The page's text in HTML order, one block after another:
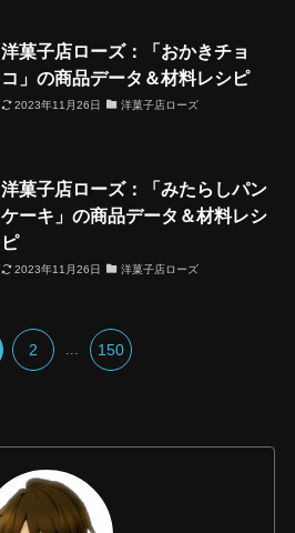
洋菓子店ローズ：「おかきチョ
コ」の商品データ＆材料レシピ
2023年11月26日 洋菓子店ローズ
洋菓子店ローズ：「みたらしパン
ケーキ」の商品データ＆材料レシ
ピ
2023年11月26日 洋菓子店ローズ
2 150